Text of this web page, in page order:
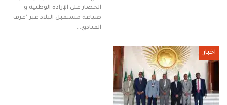
الحصار على الإرادة الوطنية و
صياغة مستقبل البلاد عبر "غرف
الفنادق…
اخبار